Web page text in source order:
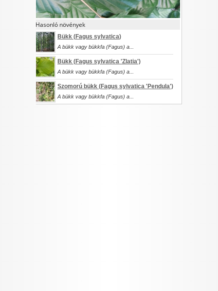
Data Deletion
Hasonló növények
Bükk (Fagus sylvatica)
A bükk vagy bükkfa (Fagus) a...
Bükk (Fagus sylvatica 'Zlatia')
A bükk vagy bükkfa (Fagus) a...
Szomorú bükk (Fagus sylvatica 'Pendula')
A bükk vagy bükkfa (Fagus) a...